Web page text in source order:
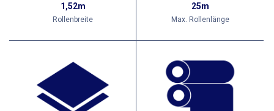
1,52m
Rollenbreite
25m
Max. Rollenlänge